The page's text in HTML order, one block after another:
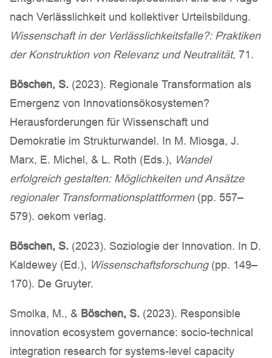
nach Verlässlichkeit und kollektiver Urteilsbildung.
Wissenschaft in der Verlässlichkeitsfalle?: Praktiken
der Konstruktion von Relevanz und Neutralität, 71.
Böschen, S. (2023). Regionale Transformation als
Emergenz von Innovationsökosystemen?
Herausforderungen für Wissenschaft und
Demokratie im Strukturwandel. In M. Miosga, J.
Marx, E. Michel, & L. Roth (Eds.), Wandel
erfolgreich gestalten: Möglichkeiten und Ansätze
regionaler Transformationsplattformen(pp. 557–
579). oekom verlag.
Böschen, S. (2023). Soziologie der Innovation. In D.
Kaldewey (Ed.), Wissenschaftsforschung(pp. 149–
170). De Gruyter.
Smolka, M., & Böschen, S. (2023). Responsible
innovation ecosystem governance: socio-technical
integration research for systems-level capacity